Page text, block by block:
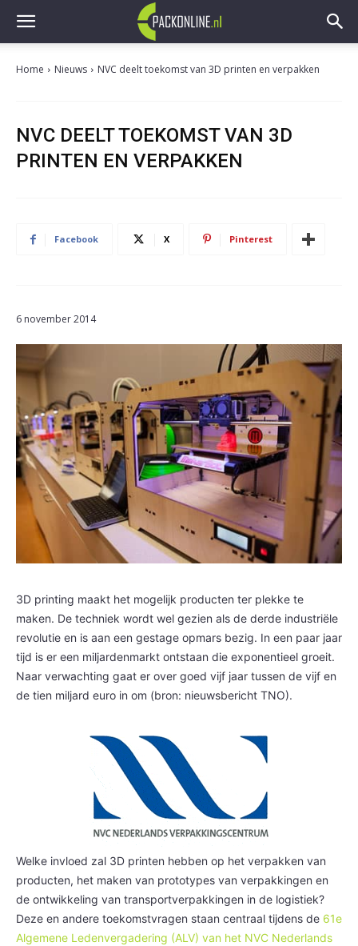
Home Nieuws NVC deelt toekomst van 3D printen en verpakken
NVC DEELT TOEKOMST VAN 3D
PRINTEN EN VERPAKKEN
Facebook X Pinterest
6 november 2014
3D printing maakt het mogelijk producten ter plekke te
maken. De techniek wordt wel gezien als de derde industriële
revolutie en is aan een gestage opmars bezig. In een paar jaar
tijd is er een miljardenmarkt ontstaan die exponentieel groeit.
Naar verwachting gaat er over goed vijf jaar tussen de vijf en
de tien miljard euro in om (bron: nieuwsbericht TNO).
Welke invloed zal 3D printen hebben op het verpakken van
producten, het maken van prototypes van verpakkingen en
de ontwikkeling van transportverpakkingen in de logistiek?
Deze en andere toekomstvragen staan centraal tijdens de 61e
Algemene Ledenvergadering (ALV) van het NVC Nederlands